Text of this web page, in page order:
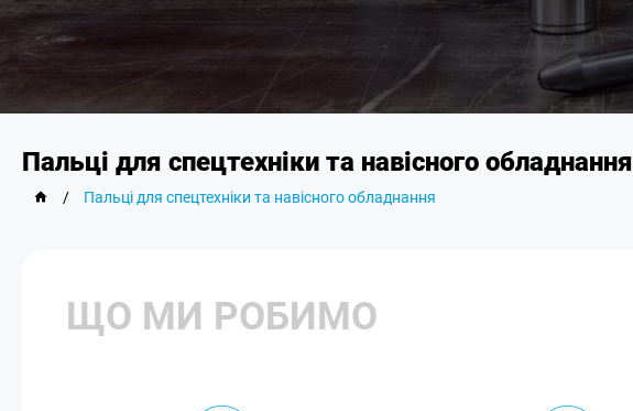
Пальці для спецтехніки та навісного обладнання
/ Пальці для спецтехніки та навісного обладнання
ЩО МИ РОБИМО